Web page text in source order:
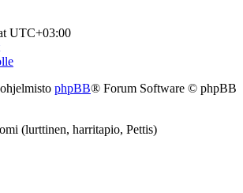
UTC+03:00
phpBB® Forum Software © phpBB
(lurttinen, harritapio, Pettis)